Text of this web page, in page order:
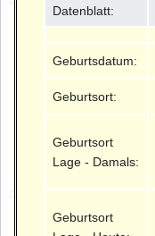
Datenblatt:
Geburtsdatum:
Geburtsort:
Geburtsort
Lage - Damals:
Geburtsort